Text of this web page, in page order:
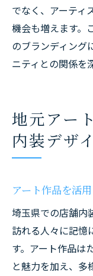
でなく、アーティ
機会も増えます。
のブランディング
ニティとの関係を
地元アー
内装デザ
アート作品を活
埼玉県での店舗内
訪れる人々に記憶
す。アート作品は
と魅力を加え、多